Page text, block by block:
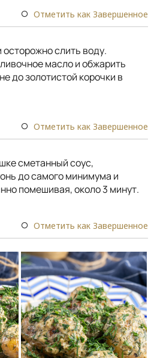
Отметить как Завершенное
слить воду.
масло и обжарить
до золотистой корочки в
Отметить как Завершенное
сметанный соус,
до самого минимума и
помешивая, около 3 минут.
Отметить как Завершенное